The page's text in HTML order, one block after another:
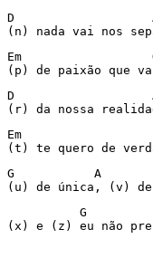
D
(n) nada vai nos
Em
(p) de paixão que
D
(r) da nossa
Em
(t) te quero de
G           A
(u) de única, (v) de
G
(x) e (z) eu não